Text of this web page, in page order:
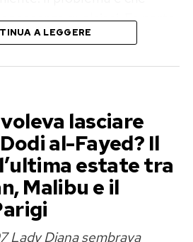
qualsiasi. Fa parte
Elodie ed è stata molto
e Megan Ria: il
parlare
conosciuto dal pubblico
, ha partecipato a
nel corpo di ballo di Elodie,
nel videoclip di
A LEGGERE
lasciare
al-Fayed? Il
estate tra
Malibu e il
Lady Diana sembrava